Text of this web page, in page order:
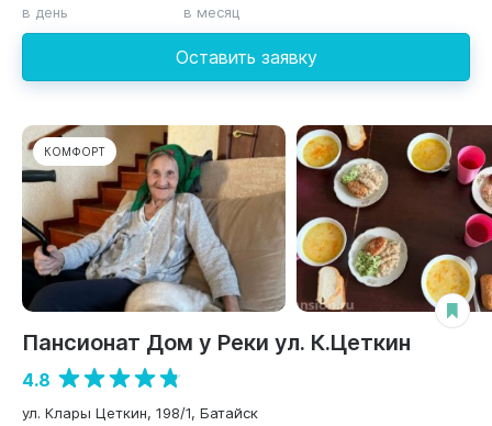
Оставить заявку
в день в месяц
КОМФОРТ
Пансионат Дом у Реки ул. К.Цеткин
4.8
ул. Клары Цеткин, 198/1, Батайск